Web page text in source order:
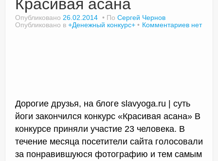
Методика SLAVYOGA
Методика ЧЕРЕНОК
Красивая асана
Опубликовано 26.02.2014 По Сергей Чернов
Опубликовано в +Денежный конкурс+ Комментариев нет
Дорогие друзья, на блоге slavyoga.ru | суть
йоги закончился конкурс «Красивая асана» В
конкурсе приняли участие 23 человека. В
течение месяца посетители сайта голосовали
за понравившуюся фотографию и тем самым